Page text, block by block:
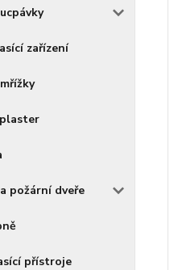
zařízení
požární dveře
přístroje